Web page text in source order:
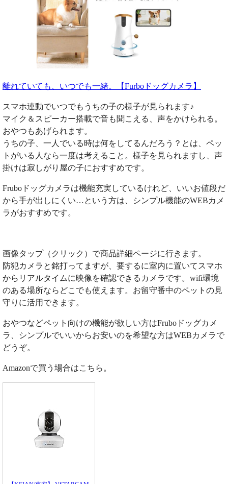
離れていても、いつでも一緒。【Furboドッグカメラ】
スマホ連動でいつでもうちの子の様子が見られます♪
マイク＆スピーカー搭載で音も聞こえる、声をかけられる。
おやつもあげられます。
うちの子、一人でいる時は何をしてるんだろう？とは、ペッ
トがいる人なら一度は考えること。様子を見られますし、声
掛けは寂しがり屋の子におすすめです。
Fruboドッグカメラは機能充実しているけれど、いいお値段だ
から手が出しにくい…という方は、シンプル機能のWEBカメ
ラがおすすめです。
画像タップ（クリック）で商品詳細ページに行きます。
防犯カメラと銘打ってますが、要するに室内に置いてスマホ
からリアルタイムに映像を確認できるカメラです。wifi環境
のある場所ならどこでも使えます。お留守番中のペットの見
守りに活用できます。
おやつなどペット向けの機能が欲しい方はFruboドッグカメ
ラ、シンプルでいいからお安いのを希望な方はWEBカメラで
どうぞ。
Amazonで買う場合はこちら。